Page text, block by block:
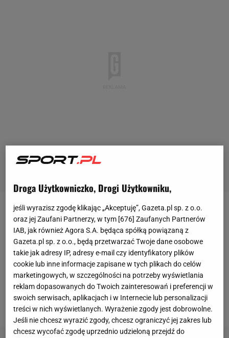
Artur Jędrzejczyk nie dokończył nawet pierwszej
połowy starcia Pogoni z Legią przez czerwoną
kartkę, którą dostał za nadepnięcie Efthymiosa
Koulourisa, choć Grek ewidentnie trzymał nogę
Polaka i nie pozwolił mu swobodnie podnieść się z
murawy. Komisja Ligi rozpatrzyła odwołanie Legii,
które postanowiła odrzucić.
Droga Użytkowniczko, Drogi Użytkowniku,
jeśli wyrazisz zgodę klikając „Akceptuję”, Gazeta.pl sp. z o.o.
oraz jej Zaufani Partnerzy, w tym [676] Zaufanych Partnerów
IAB, jak również Agora S.A. będąca spółką powiązaną z
Gazeta.pl sp. z o.o., będą przetwarzać Twoje dane osobowe
takie jak adresy IP, adresy e-mail czy identyfikatory plików
cookie lub inne informacje zapisane w tych plikach do celów
marketingowych, w szczególności na potrzeby wyświetlania
reklam dopasowanych do Twoich zainteresowań i preferencji w
swoich serwisach, aplikacjach i w Internecie lub personalizacji
treści w nich wyświetlanych. Wyrażenie zgody jest dobrowolne.
Jeśli nie chcesz wyrazić zgody, chcesz ograniczyć jej zakres lub
chcesz wycofać zgodę uprzednio udzieloną przejdź do